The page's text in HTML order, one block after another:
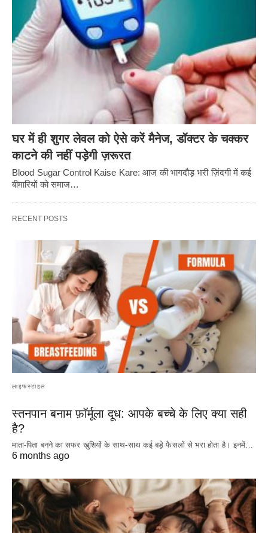
घर में ही शुगर लेवल को ऐसे करें मैनेज, डॉक्टर के चक्कर
काटने की नहीं पड़ेगी ज़रूरत
Blood Sugar Control Kaise Kare: आज की भागदौड़ भरी ज़िंदगी में कई
बीमारियों को समाज…
RECENT POSTS
लाइफस्टाइल
स्तनपान बनाम फ़ॉर्मूला दूध: आपके बच्चे के लिए क्या सही
है?
माता-पिता बनने का सफर खुशियों के साथ-साथ कई बड़े फैसलों से भरा होता है। इनमें…
6 months ago